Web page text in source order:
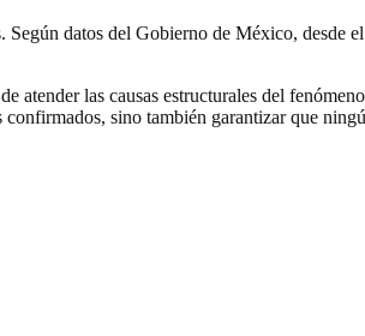
datos del Gobierno de México, desde
atender las causas estructurales del
sino también garantizar que